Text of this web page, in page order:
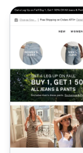
Express